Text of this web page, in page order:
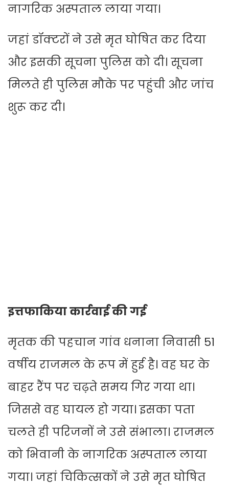
नागरिक अस्पताल लाया गया।
जहां डॉक्टरों ने उसे मृत घोषित कर दिया
और इसकी सूचना पुलिस को दी। सूचना
मिलते ही पुलिस मौके पर पहुंची और जांच
शुरू कर दी।
इत्तफाकिया कार्रवाई की गई
मृतक की पहचान गांव धनाना निवासी 51
वर्षीय राजमल के रूप में हुई है। वह घर के
बाहर रैंप पर चढ़ते समय गिर गया था।
जिससे वह घायल हो गया। इसका पता
चलते ही परिजनों ने उसे संभाला। राजमल
को भिवानी के नागरिक अस्पताल लाया
गया। जहां चिकित्सकों ने उसे मृत घोषित